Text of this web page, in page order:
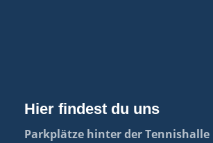
Hier findest du uns
Parkplätze hinter der Tennishalle